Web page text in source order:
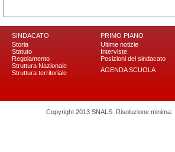
SINDACATO
Storia
Statuto
Regolamento
Struttura Nazionale
Struttura territoriale
PRIMO PIANO
Ultime notizie
Interviste
Posizioni del sindacato
AGENDA SCUOLA
Copyright 2013 SNALS. Risoluzione